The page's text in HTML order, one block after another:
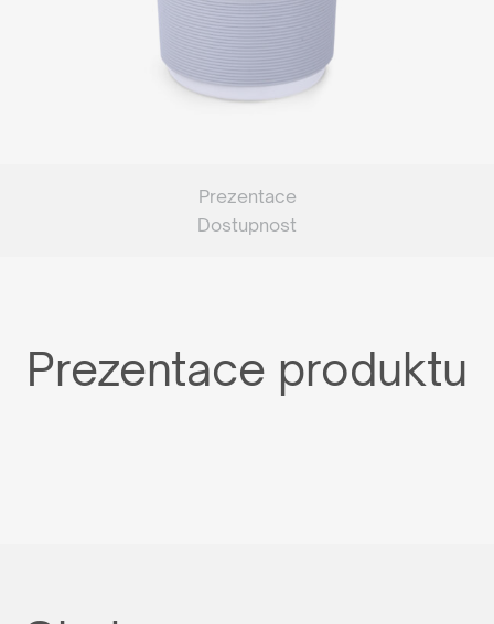
Prezentace
Dostupnost
Prezentace produktu